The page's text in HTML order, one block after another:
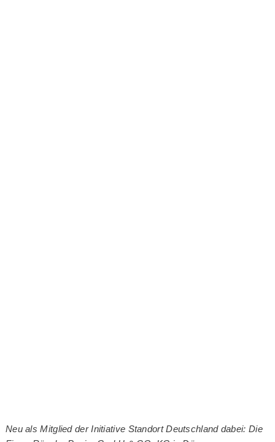
Neu als Mitglied der Initiative Standort Deutschland dabei: Die